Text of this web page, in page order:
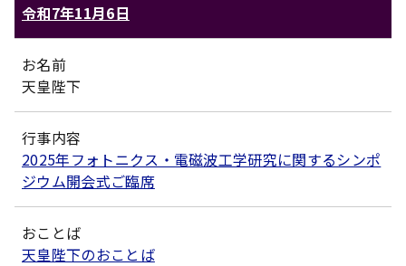
令和7年11月6日
お名前
天皇陛下
行事内容
2025年フォトニクス・電磁波工学研究に関するシンポ
ジウム開会式ご臨席
おことば
天皇陛下のおことば